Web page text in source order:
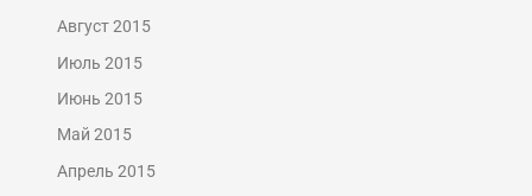
Август 2015
Июль 2015
Июнь 2015
Май 2015
Апрель 2015